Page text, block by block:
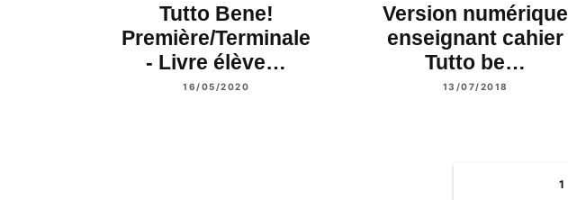
Tutto Bene!
Première/Terminale
- Livre élève…
16/05/2020
Version numérique
enseignant cahier
Tutto be…
13/07/2018
1